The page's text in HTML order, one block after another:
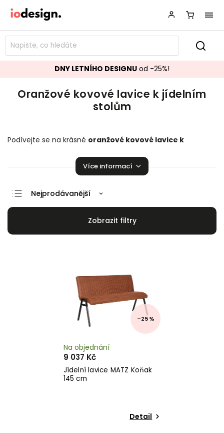
DNY LETNÍHO DESIGNU od -25%!
Oranžové kovové lavice k jídelním
stolům
Podívejte se na krásné oranžové kovové lavice k
Na výběr je zde z několika kusů. Je radost na nich sedět!
Více informací
Doporučujeme
Nejprodávanější
–25 %
Jídelní lavice MATZ Koňak
145 cm
Na objednání
9 037 Kč
Detail